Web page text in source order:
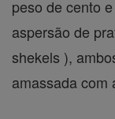
peso de cento
aspersão de
shekels ),
amassada com